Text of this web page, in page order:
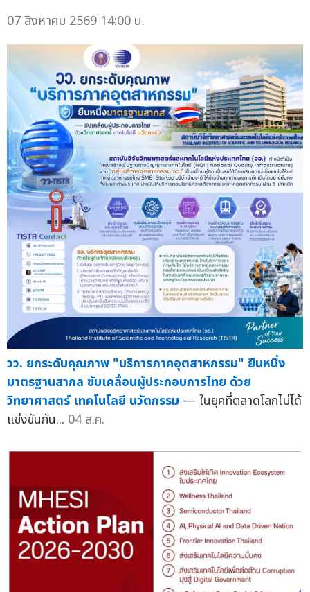
07 สิงหาคม 2569 14:00 น.
วว. ยกระดับคุณภาพ "บริการภาคอุตสาหกรรม" ยืนหนึ่ง
มาตรฐานสากล ขับเคลื่อนผู้ประกอบการไทย ด้วย
วิทยาศาสตร์ เทคโนโลยี นวัตกรรม — ในยุคที่ตลาดโลกไม่ได้
แข่งขันกัน... 04 ส.ค.